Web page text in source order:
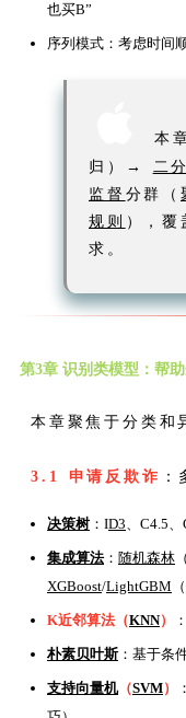
也买B”
序列模式：考虑时间
本
归）→ 二
监督 分群（
规则 ），覆
求。
第3章 识别类模型：帮
本章聚焦于分类和
3.1 申请反欺诈
决策树：ID3、C4.5
集成算法： 随机森林 （
XGBoost/LightGBM （
K近邻算法（KNN）
朴素贝叶斯：基于条
支持向量机（SVM）